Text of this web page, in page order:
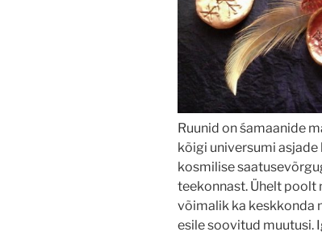
Ruunid on śamaanide
kõigi universumi
kosmilise
teekonnast. Ühelt poolt
võimalik ka keskkonda
esile soovitud muutusi.